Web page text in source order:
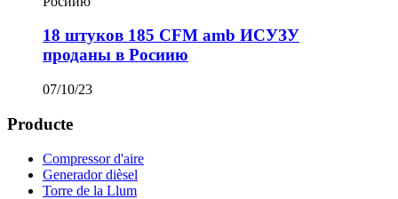
18 штуков 185 CFM amb ИСУЗУ
проданы в Росиию
07/10/23
Producte
Compressor d'aire
Generador dièsel
Torre de la Llum